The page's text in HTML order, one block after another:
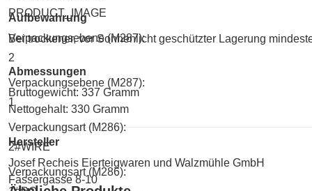
Aufbewahrung
Bei trockener, vor Sonnenlicht geschützter Lagerung
Abmessungen
Bruttogewicht: 337 Gramm
Nettogehalt: 330 Gramm
Hersteller
Josef Recheis Eierteigwaren und Walzmühle GmbH
Fassergasse 8-10
PRODUCT_IMAGE
Verpackungsebene (M287):
2
Verpackungsebene (M287):
1
Verpackungsart (M286):
2#WIRE
Verpackungsart (M286):